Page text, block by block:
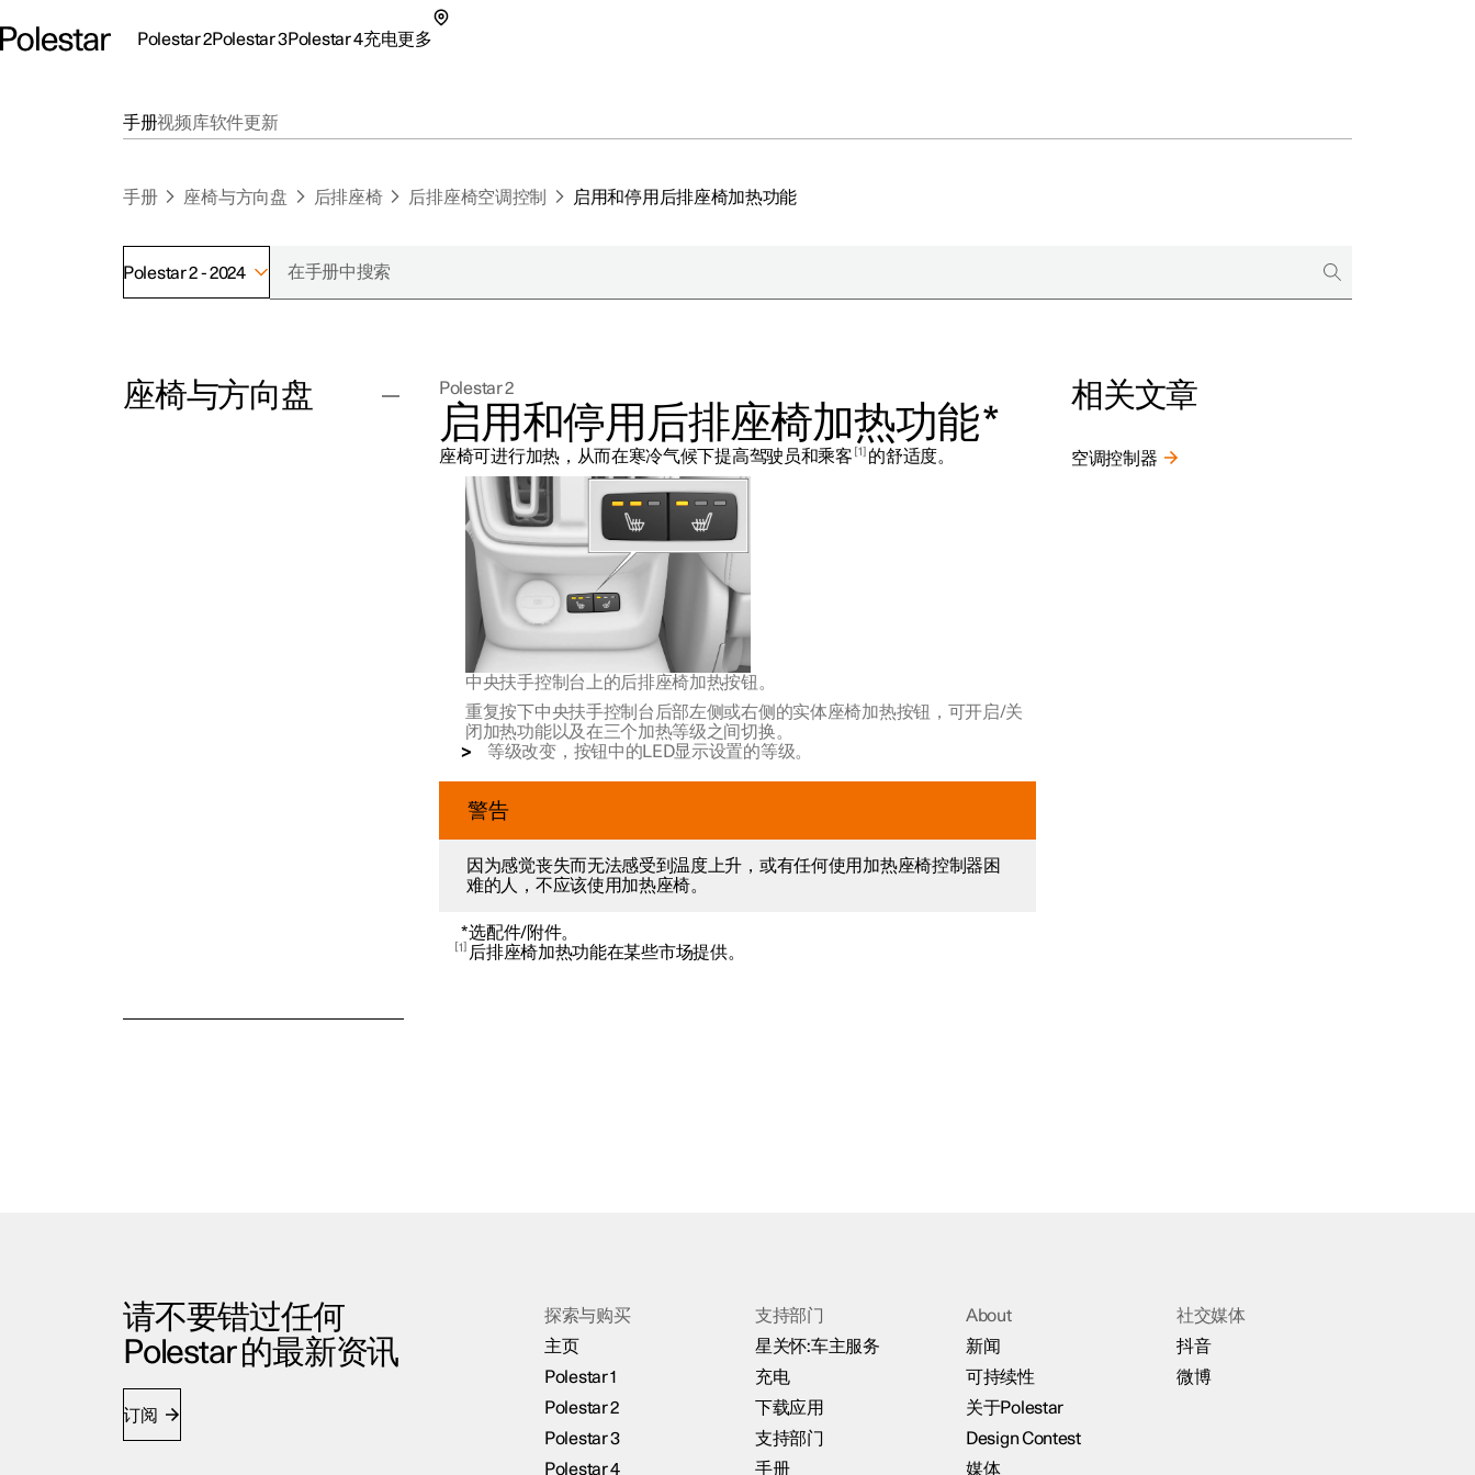
Polestar 2Polestar 3Polestar 4充电更多
联系我们
探索Polestar 3
公共充电
车主服务
新闻
注册新闻简报
（在新窗口中打开）
手册视频库软件更新
手册 座椅与方向盘 后排座椅 后排座椅空调控制 启用和停用后排座椅加热功能
Polestar 2 - 2024
座椅与方向盘 Polestar 2
启用和停用后排座椅加热功能*
座椅可进行加热，从而在寒冷气候下提高驾驶员和乘客 1 的舒适度。
中央扶手控制台上的后排座椅加热按钮。
重复按下中央扶手控制台后部左侧或右侧的实体座椅加热按钮，可开启/关
闭加热功能以及在三个加热等级之间切换。
等级改变，按钮中的LED显示设置的等级。
警告
因为感觉丧失而无法感受到温度上升，或有任何使用加热座椅控制器困
难的人，不应该使用加热座椅。
*选配件/附件。
1 后排座椅加热功能在某些市场提供。
相关文章
空调控制器
请不要错过任何
Polestar 的最新资讯
订阅
探索与购买
主页
Polestar 1
Polestar 2
Polestar 3
Polestar 4
支持部门
星关怀:车主服务
充电
下载应用
支持部门
手册
About
新闻
可持续性
关于Polestar
Design Contest
媒体
社交媒体
抖音
微博